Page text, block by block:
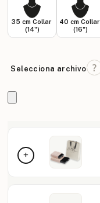
35 cm Collar
(14")
40 cm Collar
(16")
Selecciona archivo